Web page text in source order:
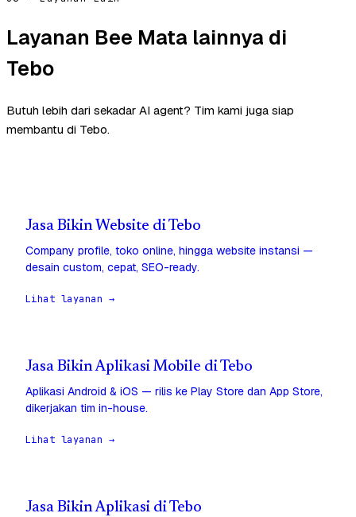
Layanan Bee Mata lainnya di
Tebo
Butuh lebih dari sekadar AI agent? Tim kami juga siap
membantu di Tebo.
Jasa Bikin Website di Tebo
Company profile, toko online, hingga website instansi —
desain custom, cepat, SEO-ready.
Lihat layanan →
Jasa Bikin Aplikasi Mobile di Tebo
Aplikasi Android & iOS — rilis ke Play Store dan App Store,
dikerjakan tim in-house.
Lihat layanan →
Jasa Bikin Aplikasi di Tebo